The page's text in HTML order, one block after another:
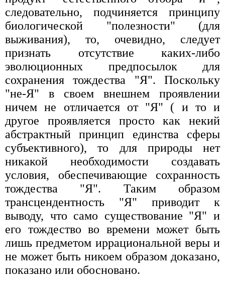
следовательно, подчиняется принципу
биологической "полезности" (для
выживания), то, очевидно, следует
признать отсутствие каких-либо
эволюционных предпосылок для
сохранения тождества "Я". Поскольку
"не-Я" в своем внешнем проявлении
ничем не отличается от "Я" ( и то и
другое проявляется просто как некий
абстрактный принцип единства сферы
субъективного), то для природы нет
никакой необходимости создавать
условия, обеспечивающие сохранность
тождества "Я". Таким образом
трансцендентность "Я" приводит к
выводу, что само существование "Я" и
его тождество во времени может быть
лишь предметом иррациональной веры и
не может быть никоем образом доказано,
показано или обосновано.